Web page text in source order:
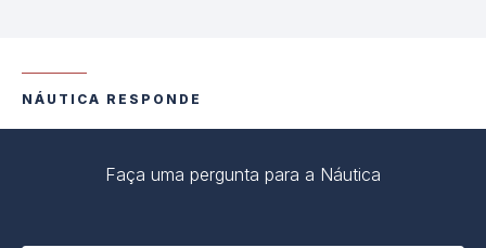
NÁUTICA RESPONDE
Faça uma pergunta para a Náutica